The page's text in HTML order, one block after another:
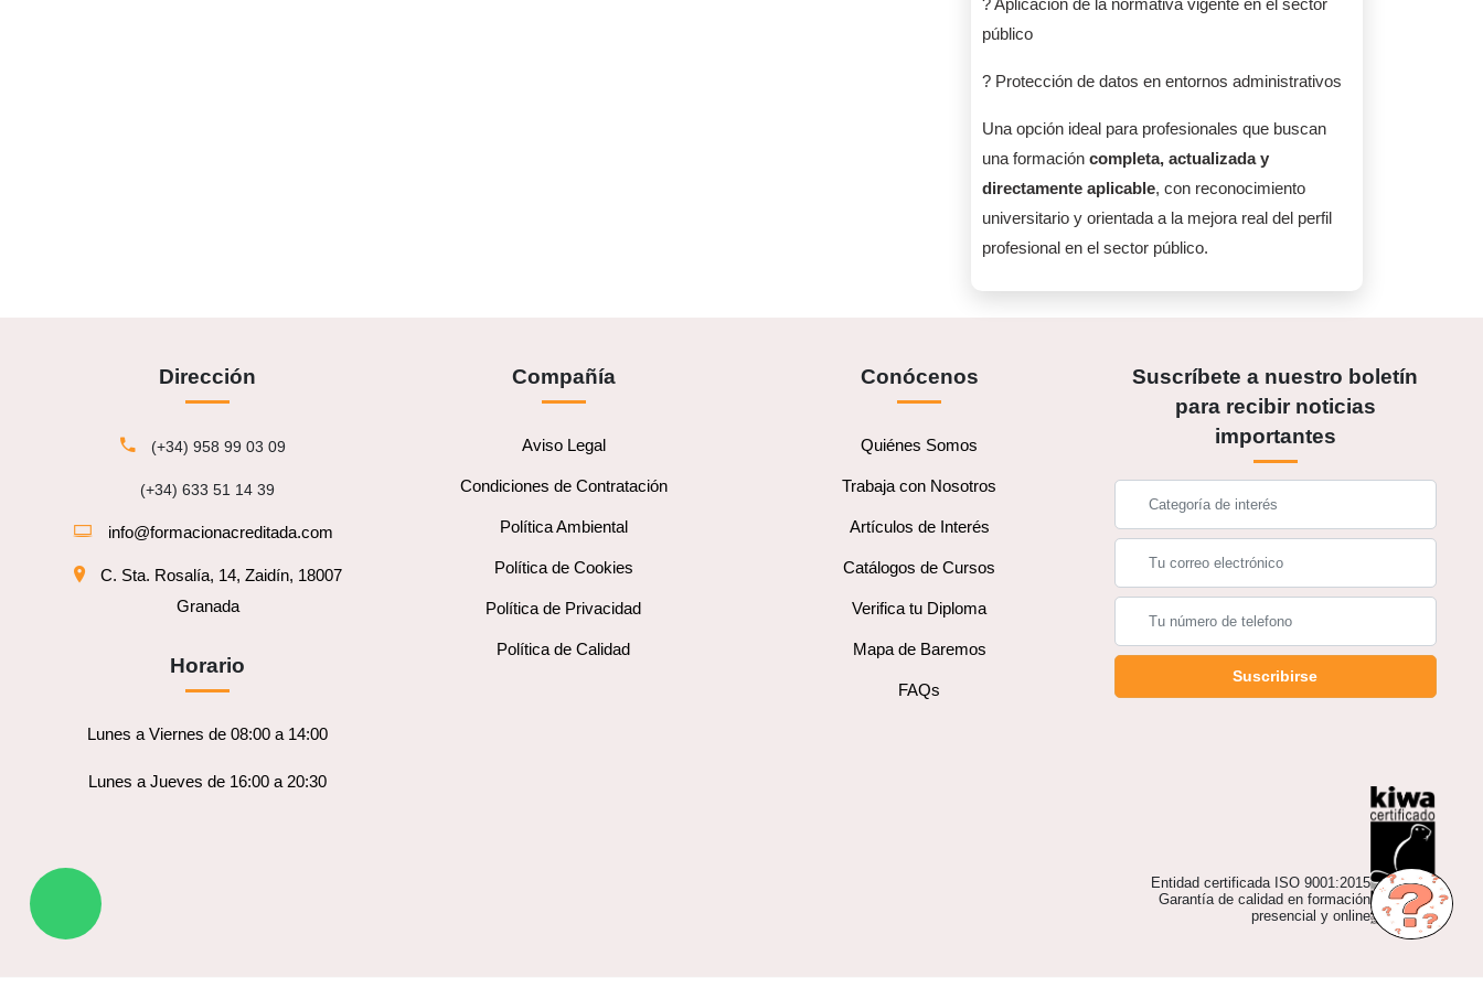
? Aplicación de la normativa vigente en el sector
público
? Protección de datos en entornos administrativos
Una opción ideal para profesionales que buscan
una formación completa, actualizada y
directamente aplicable, con reconocimiento
universitario y orientada a la mejora real del perfil
profesional en el sector público.
Dirección
(+34) 958 99 03 09
(+34) 633 51 14 39
info@formacionacreditada.com
C. Sta. Rosalía, 14, Zaidín, 18007
Granada
Horario
Lunes a Viernes de 08:00 a 14:00
Lunes a Jueves de 16:00 a 20:30
Compañía
Aviso Legal
Condiciones de Contratación
Política Ambiental
Política de Cookies
Política de Privacidad
Política de Calidad
Conócenos
Quiénes Somos
Trabaja con Nosotros
Artículos de Interés
Catálogos de Cursos
Verifica tu Diploma
Mapa de Baremos
FAQs
Suscríbete a nuestro boletín
para recibir noticias
importantes
Suscribirse
Entidad certificada ISO 9001:2015
Garantía de calidad en formación
presencial y online